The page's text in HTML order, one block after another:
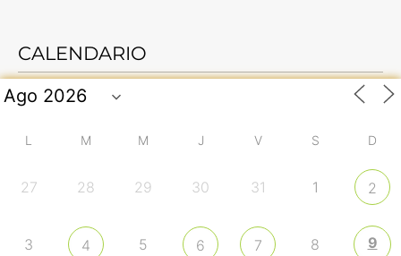
CALENDARIO
L M M J V S D
27 28 29 30 31 1 2
3 4 5 6 7 8 9